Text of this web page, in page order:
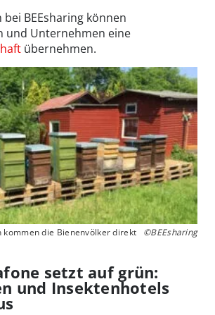
bei BEEsharing können
und Unternehmen eine
übernehmen.
kommen die Bienenvölker direkt
©BEEsharing
setzt auf grün:
und Insektenhotels